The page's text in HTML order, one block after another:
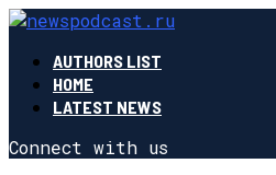
AUTHORS LIST
HOME
LATEST NEWS
Connect with us